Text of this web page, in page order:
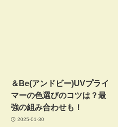
＆Be(アンドビー)UVプライ
マーの色選びのコツは？最
強の組み合わせも！
2025-01-30